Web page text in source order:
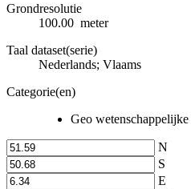
Grondresolutie
100.00 meter
Taal dataset(serie)
Nederlands; Vlaams
Categorie(en)
Geo wetenschappelijke
N
S
E